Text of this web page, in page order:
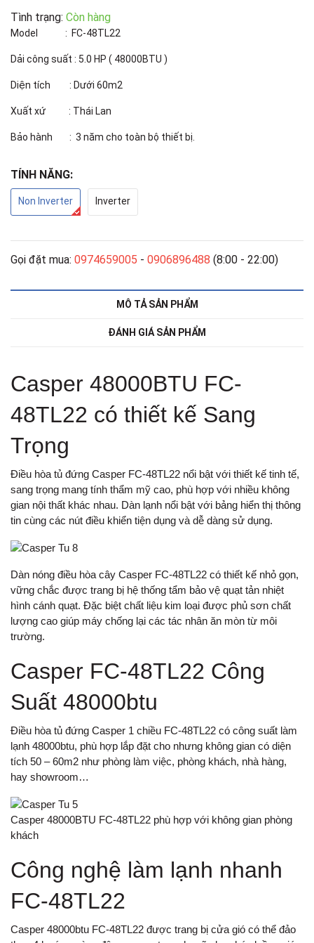
Tình trạng: Còn hàng
Model : FC-48TL22
Dải công suất : 5.0 HP ( 48000BTU )
Diện tích : Dưới 60m2
Xuất xứ : Thái Lan
Bảo hành : 3 năm cho toàn bộ thiết bị.
TÍNH NĂNG:
Non Inverter Inverter
Gọi đặt mua: 0974659005 - 0906896488 (8:00 - 22:00)
MÔ TẢ SẢN PHẨM
ĐÁNH GIÁ SẢN PHẨM
Casper 48000BTU FC-
48TL22 có thiết kế Sang
Trọng
Điều hòa tủ đứng Casper FC-48TL22 nổi bật với thiết kế tinh tế,
sang trọng mang tính thẩm mỹ cao, phù hợp với nhiều không
gian nội thất khác nhau. Dàn lạnh nổi bật với bảng hiển thị thông
tin cùng các nút điều khiển tiện dụng và dễ dàng sử dụng.
Dàn nóng điều hòa cây Casper FC-48TL22 có thiết kế nhỏ gọn,
vững chắc được trang bị hệ thống tẩm bảo vệ quạt tản nhiệt
hình cánh quạt. Đặc biệt chất liệu kim loại được phủ sơn chất
lượng cao giúp máy chống lại các tác nhân ăn mòn từ môi
trường.
Casper FC-48TL22 Công
Suất 48000btu
Điều hòa tủ đứng Casper 1 chiều FC-48TL22 có công suất làm
lạnh 48000btu, phù hợp lắp đặt cho nhưng không gian có diện
tích 50 – 60m2 như phòng làm việc, phòng khách, nhà hàng,
hay showroom…
Casper 48000BTU FC-48TL22 phù hợp với không gian phòng
khách
Công nghệ làm lạnh nhanh
FC-48TL22
Casper 48000btu FC-48TL22 được trang bị cửa gió có thể đảo